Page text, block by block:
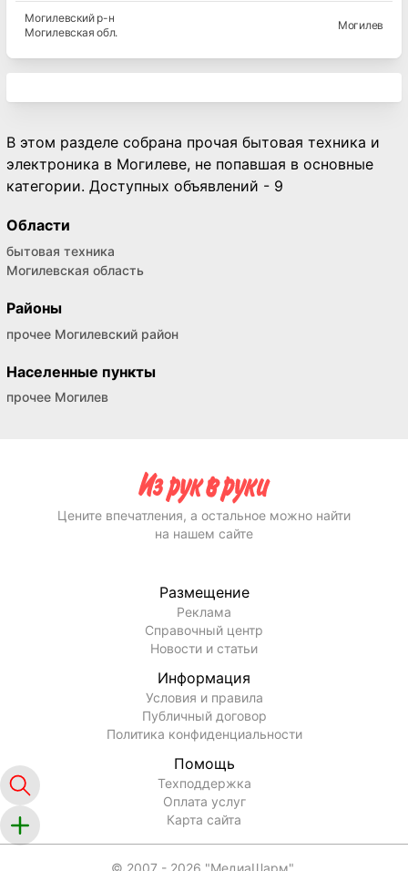
Могилевскийр-н
Могилевская обл.
Могилев
В этом разделе собрана прочая бытовая техника и
электроника в Могилеве, не попавшая в основные
категории. Доступных объявлений - 9
Области
бытовая техника
Могилевская область
Районы
прочее Могилевский район
Населенные пункты
прочее Могилев
Цените впечатления, а остальное можно найти
на нашем сайте
Размещение
Реклама
Справочный центр
Новости и статьи
Информация
Условия и правила
Публичный договор
Политика конфиденциальности
Помощь
Техподдержка
Оплата услуг
Карта сайта
© 2007 - 2026 "МедиаШарм".